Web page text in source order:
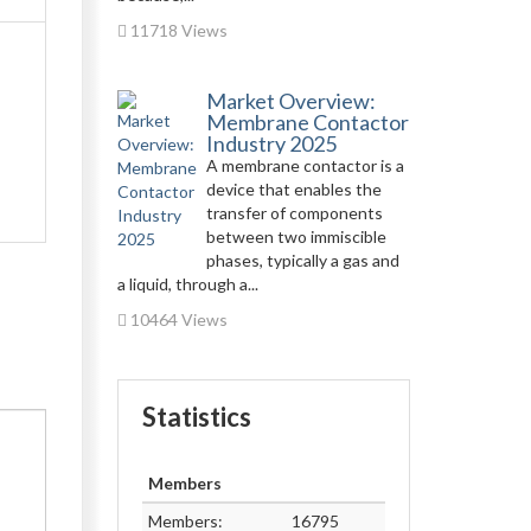
11718 Views
Market Overview:
Membrane Contactor
Industry 2025
A membrane contactor is a
device that enables the
transfer of components
between two immiscible
phases, typically a gas and
a liquid, through a...
10464 Views
Statistics
Members
Members:
16795